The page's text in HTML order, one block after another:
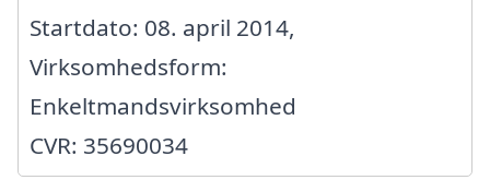
Startdato: 08. april 2014,
Virksomhedsform:
Enkeltmandsvirksomhed
CVR: 35690034